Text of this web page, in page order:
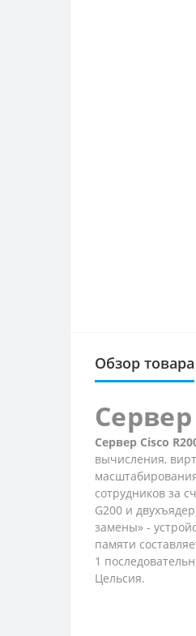
Обзор товара
Сервер
Сервер Cisco
вычисления,
сотрудников за
G200 и
замены» -
памяти
1
Цельсия.